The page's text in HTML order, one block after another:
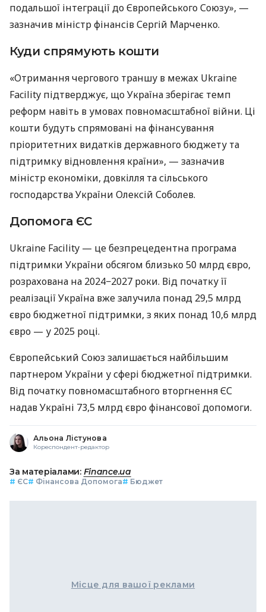
подальшої інтеграції до Європейського Союзу», —
зазначив міністр фінансів Сергій Марченко.
Куди спрямують кошти
«Отримання чергового траншу в межах Ukraine
Facility підтверджує, що Україна зберігає темп
реформ навіть в умовах повномасштабної війни. Ці
кошти будуть спрямовані на фінансування
пріоритетних видатків державного бюджету та
підтримку відновлення країни», — зазначив
міністр економіки, довкілля та сільського
господарства України Олексій Соболев.
Допомога ЄС
Ukraine Facility — це безпрецедентна програма
підтримки України обсягом близько 50 млрд євро,
розрахована на 2024−2027 роки. Від початку її
реалізації Україна вже залучила понад 29,5 млрд
євро бюджетної підтримки, з яких понад 10,6 млрд
євро — у 2025 році.
Європейський Союз залишається найбільшим
партнером України у сфері бюджетної підтримки.
Від початку повномасштабного вторгнення ЄС
надав Україні 73,5 млрд євро фінансової допомоги.
Альона Лістунова
Кореспондент-редактор
За матеріалами: Finance.ua
# ЄС# Фінансова Допомога# Бюджет
Місце для вашої реклами